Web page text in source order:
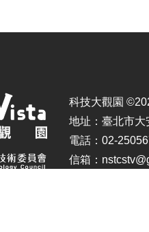
科技大觀園
地址：臺北市
電話：02-
信箱：